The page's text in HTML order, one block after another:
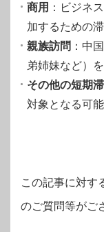
商用 ：ビジネ
加するための滞
親族訪問 ：中
弟姉妹など）
その他の短期
対象となる可
この記事に対す
のご質問等がご